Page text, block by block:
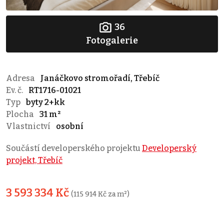
36
Fotogalerie
Adresa
Janáčkovo stromořadí, Třebíč
Ev. č.
RT1716-01021
Typ byty 2+kk
Plocha
31 m²
Vlastnictví
osobní
Součástí developerského projektu Developerský
projekt, Třebíč
3 593 334 Kč (115 914 Kč za m²)